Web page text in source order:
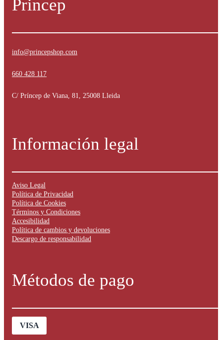
Princep
info@princepshop.com
660 428 117
C/ Príncep de Viana, 81, 25008 Lleida
Información legal
Aviso Legal
Política de Privacidad
Política de Cookies
Términos y Condiciones
Accesibilidad
Política de cambios y devoluciones
Descargo de responsabilidad
Métodos de pago
VISA